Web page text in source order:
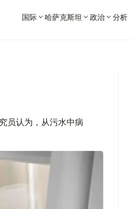
国际 哈萨克斯坦 政治 分析
员认为，从污水中病